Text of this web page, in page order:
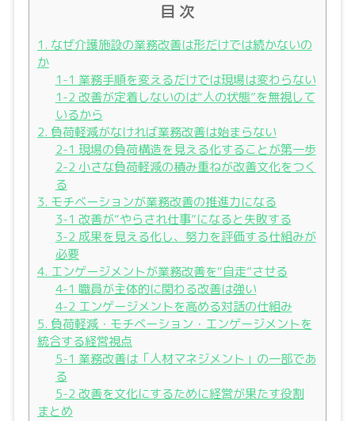
目 次
1. なぜ介護施設の業務改善は形だけでは続かないの
か
1-1 業務手順を変えるだけでは現場は変わらない
1-2 改善が定着しないのは“人の状態”を無視して
いるから
2. 負荷軽減がなければ業務改善は始まらない
2-1 現場の負荷構造を見える化することが第一歩
2-2 小さな負荷軽減の積み重ねが改善文化をつく
る
3. モチベーションが業務改善の推進力になる
3-1 改善が“やらされ仕事”になると失敗する
3-2 成果を見える化し、努力を評価する仕組みが
必要
4. エンゲージメントが業務改善を“自走”させる
4-1 職員が主体的に関わる改善は強い
4-2 エンゲージメントを高める対話の仕組み
5. 負荷軽減・モチベーション・エンゲージメントを
統合する経営視点
5-1 業務改善は「人材マネジメント」の一部であ
る
5-2 改善を文化にするために経営が果たす役割
まとめ